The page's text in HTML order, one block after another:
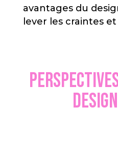
avantages du
lever les craintes